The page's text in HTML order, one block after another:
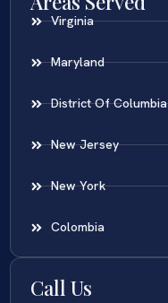
Virginia
Maryland
District Of Columbia
New Jersey
New York
Colombia
Call Us